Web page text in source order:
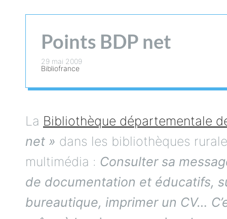
Points BDP net
29 mai 2009
Bibliofrance
La Bibliothèque départementale
net » dans les bibliothèques
multimédia : Consulter sa
de documentation et éducatifs,
bureautique, imprimer un CV…